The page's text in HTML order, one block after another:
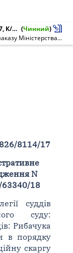
Постанова від 16.12.2021 № 826/8114/17, К/9901/63340/18 (Чинний)
Про визнання незаконним та скасування наказу Міністерства аграрної політики та продовольства України від 25.11.2016 N 489 та зобов'язання вчинити дії
8114/17
N
18
суддів
суду:
Рибачука
в порядку
скаргу